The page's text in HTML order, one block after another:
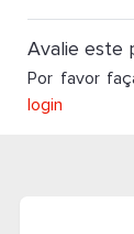
Avalie este
Por favor
login